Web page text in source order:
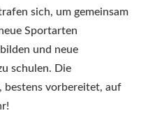
sich, um gemeinsam
Sportarten
und neue
schulen. Die
bestens vorbereitet, auf